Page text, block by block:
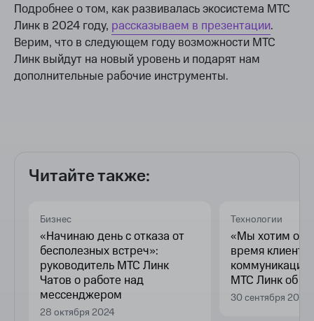
Подробнее о том, как развивалась экосистема МТС
Линк в 2024 году, рассказываем в презентации.
Верим, что в следующем году возможности МТС
Линк выйдут на новый уровень и подарят нам
дополнительные рабочие инструменты.
Читайте также:
Бизнес
«Начинаю день с отказа от
бесполезных встреч»:
руководитель МТС Линк
Чатов о работе над
мессенджером
28 октября 2024
Технологии
«Мы хотим
время
МТС Линк об
30 сентября 2024